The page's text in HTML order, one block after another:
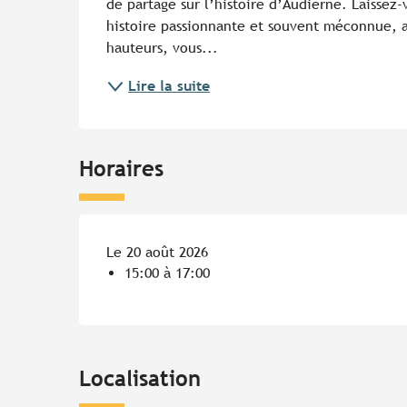
de partage sur l’histoire d’Audierne.
histoire passionnante et souvent méconnue,
hauteurs, vous...
Lire la suite
Horaires
Le 20 août 2026
15:00 à 17:00
Localisation